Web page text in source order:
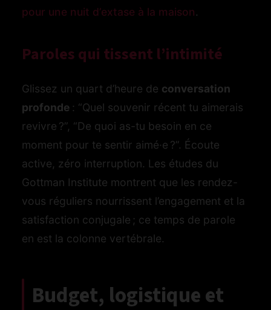
pour une nuit d’extase à la maison.
Paroles qui tissent l’intimité
Glissez un quart d’heure de conversation
profonde : “Quel souvenir récent tu aimerais
revivre ?”, “De quoi as-tu besoin en ce
moment pour te sentir aimé·e ?”. Écoute
active, zéro interruption. Les études du
Gottman Institute montrent que les rendez-
vous réguliers nourrissent l’engagement et la
satisfaction conjugale ; ce temps de parole
en est la colonne vertébrale.
Budget, logistique et